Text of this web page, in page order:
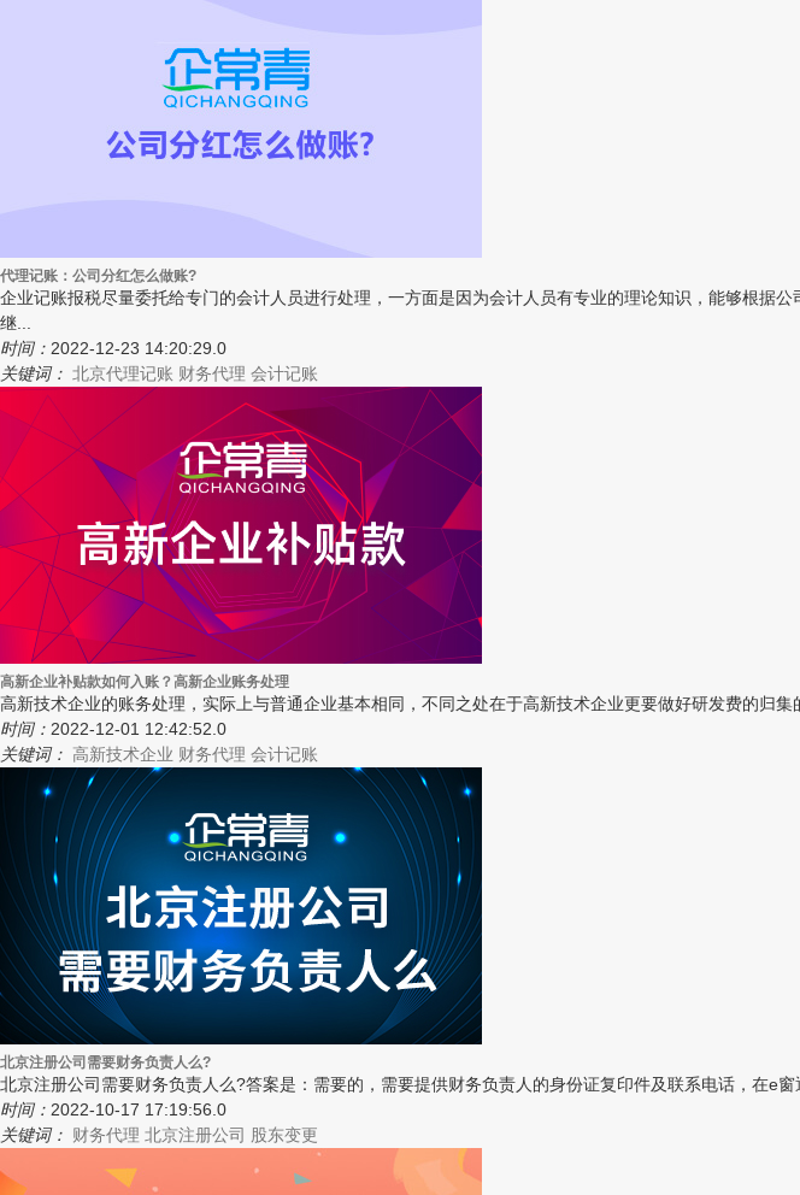
代理记账：公司分红怎么做账?
企业记账报税尽量委托给专门的会计人员进行处理，一方面是因为会计人员有专业的理论知识，能够根据
继...
时间： 2022-12-23 14:20:29.0
关键词： 北京代理记账 财务代理 会计记账
高新企业补贴款如何入账？高新企业账务处理
高新技术企业的账务处理，实际上与普通企业基本相同，不同之处在于高新技术企业更要做好研发费的归
时间： 2022-12-01 12:42:52.0
关键词： 高新技术企业 财务代理 会计记账
北京注册公司需要财务负责人么?
北京注册公司需要财务负责人么?答案是：需要的，需要提供财务负责人的身份证复印件及联系电话，在e
时间： 2022-10-17 17:19:56.0
关键词： 财务代理 北京注册公司 股东变更